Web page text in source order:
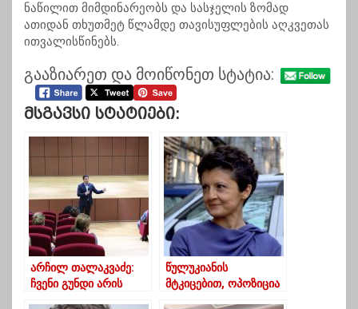
ნაწილით მიმდინარეობს და სასჯელის ზომად
ათიდან თხუთმეტ წლამდე თავისუფლების აღკვეთას
ითვალისწინებს.
გააზიარეთ და მოიწონეთ სტატია:
Მსგავსი Სტატიები:
არჩილ თალაკვაძე:
ჩვენი გუნდი არის
წულუკიანის
მტკიცებით, ოპოზიცია